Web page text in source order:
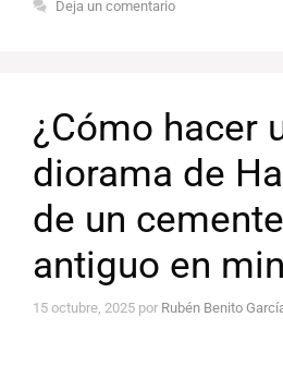
Deja un comentario
¿Cómo hacer
diorama de
de un
antiguo en
15 octubre, 2025 por Rubén Benito